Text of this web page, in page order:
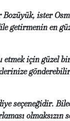
ister
getirmenin en
etmek için güzel
seçeneğidir.
olmaksızın